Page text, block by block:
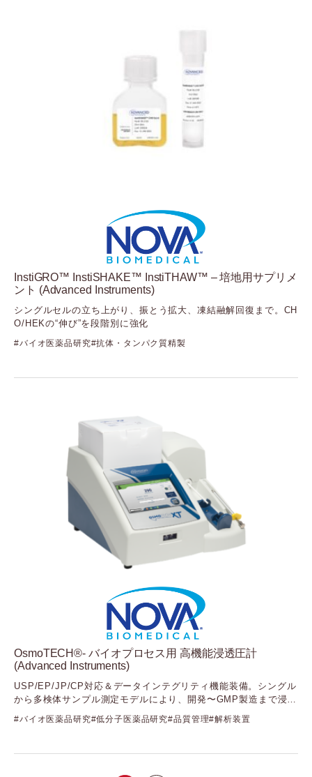
InstiGRO™ InstiSHAKE™ InstiTHAW™ – 培地用サプリメ
ント (Advanced Instruments)
シングルセルの立ち上がり、振とう拡大、凍結融解回復まで。CH
O/HEKの“伸び”を段階別に強化
バイオ医薬品研究 抗体・タンパク質精製
OsmoTECH®- バイオプロセス用 高機能浸透圧計
(Advanced Instruments)
USP/EP/JP/CP対応＆データインテグリティ機能装備。シングル
から多検体サンプル測定モデルにより、開発〜GMP製造まで浸透
圧を一本化
バイオ医薬品研究 低分子医薬品研究 品質管理 解析装置